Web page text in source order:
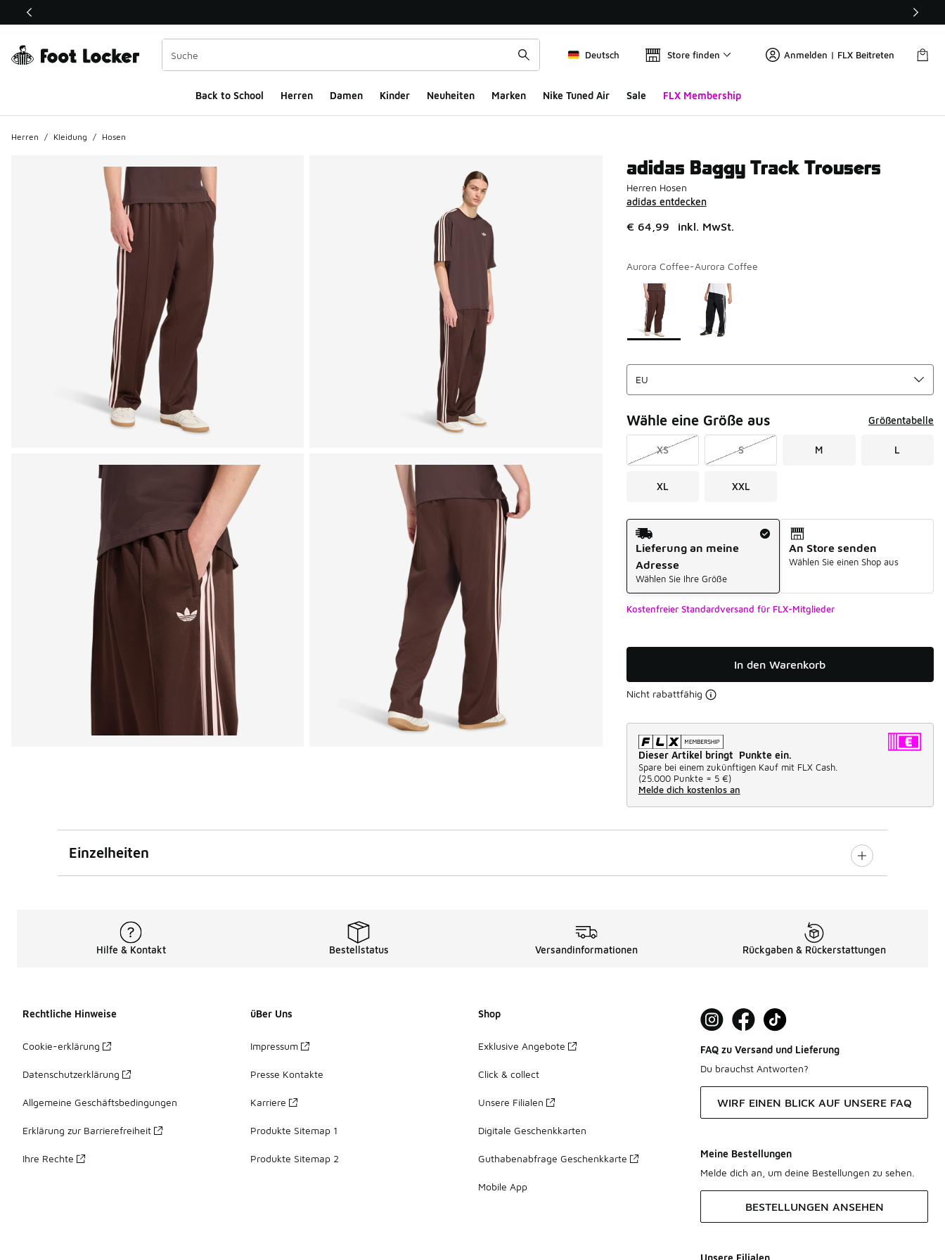
Dieser Link öffnet sich in einem neuen Fenster
Deutsch Store finden Anmelden | FLX Beitreten
Back to School Herren Damen Kinder Neuheiten Marken Nike Tuned Air Sale FLX Membership
Herren / Kleidung / Hosen
adidas Baggy Track Trousers
Herren Hosen
adidas entdecken
€ 64,99 inkl. MwSt.
Aurora Coffee-Aurora Coffee
Seite 1 von 1 zeigt die Farben 1 bis 2 von 2 an.
Bitte wählen Sie einen Stil aus
Wähle eine Größe aus Größentabelle
XS S M L
XL XXL
Versandart
Lieferung an meine
Adresse
Wählen Sie Ihre Größe
An Store senden
Wählen Sie einen Shop aus
Kostenfreier Standardversand für FLX-Mitglieder
In den Warenkorb
Nicht rabattfähig
Dieser Artikel bringt Punkte ein.
Spare bei einem zukünftigen Kauf mit FLX Cash.
(25.000 Punkte = 5 €)
Melde dich kostenlos an
Einzelheiten
Hilfe & Kontakt Bestellstatus Versandinformationen Rückgaben & Rückerstattungen
Rechtliche Hinweise
Cookie-erklärung
Datenschutzerklärung
Allgemeine Geschäftsbedingungen
Erklärung zur Barrierefreiheit
Ihre Rechte
üBer Uns
Impressum
Presse Kontakte
Karriere
Produkte Sitemap 1
Produkte Sitemap 2
Shop
Exklusive Angebote
Click & collect
Unsere Filialen
Digitale Geschenkkarten
Guthabenabfrage Geschenkkarte
Mobile App
FAQ zu Versand und Lieferung
Du brauchst Antworten?
WIRF EINEN BLICK AUF UNSERE FAQ
Meine Bestellungen
Melde dich an, um deine Bestellungen zu sehen.
BESTELLUNGEN ANSEHEN
Unsere Filialen